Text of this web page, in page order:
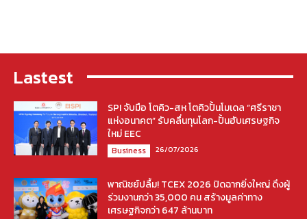
Lastest
SPI จับมือ โตคิว-สห โตคิวปั้นโมเดล “ศรีราชา
แห่งอนาคต” รับคลื่นทุนโลก-ปั้นฮับเศรษฐกิจ
ใหม่ EEC
Business 26/07/2026
พาณิชย์ปลื้ม! TCEX 2026 ปิดฉากยิ่งใหญ่ ดึงผู้
ร่วมงานกว่า 35,000 คน สร้างมูลค่าทาง
เศรษฐกิจกว่า 647 ล้านบาท